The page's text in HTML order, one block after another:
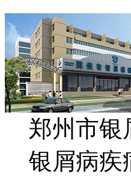
郑州市银
银屑病疾